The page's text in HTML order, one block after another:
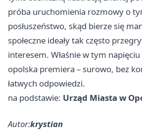
próba uruchomienia rozmowy o
posłuszeństwo, skąd bierze się
społeczne ideały tak często
interesem. Właśnie w tym
opolska premiera – surowo, bez
łatwych odpowiedzi.
na podstawie: Urząd Miasta w
Autor:krystian